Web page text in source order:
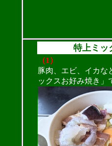
特上ミッ
（1）
豚肉、エビ、イカな
ックスお好み焼き」